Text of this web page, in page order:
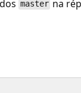
master na